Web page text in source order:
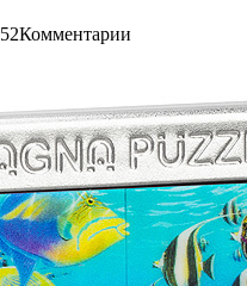
52Комментарии